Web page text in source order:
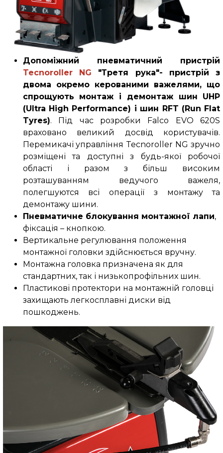
Допоміжний пневматичний пристрій
Tecnoroller NG "Третя рука"- пристрій з
двома окремо керованими важелями, що
спрощують монтаж і демонтаж шин UHP
(Ultra High Performance) і шин RFT (Run Flat
Tyres). Під час розробки Falco EVO 620S
враховано великий досвід користувачів.
Перемикачі управління Tecnoroller NG зручно
розміщені та доступні з будь-якої робочої
області і разом з більш високим
розташуванням ведучого важеля,
полегшуются всі операції з монтажу та
демонтажу шини.
Пневматичне блокування монтажної лапи,
фіксація – кнопкою.
Вертикальне регулювання положення
монтажної головки здійснюється вручну.
Монтажна головка призначена як для
стандартних, так і низькопрофільних шин.
Пластикові протектори на монтажній головці
захищають легкосплавні диски від
пошкоджень.